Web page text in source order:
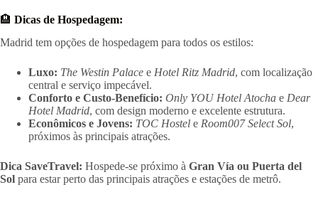
🏨 Dicas de Hospedagem:
Madrid tem opções de hospedagem para todos os estilos:
Luxo: The Westin Palace e Hotel Ritz Madrid, com localização
central e serviço impecável.
Conforto e Custo-Benefício: Only YOU Hotel Atocha e Dear
Hotel Madrid, com design moderno e excelente estrutura.
Econômicos e Jovens: TOC Hostel e Room007 Select Sol,
próximos às principais atrações.
Dica SaveTravel: Hospede-se próximo à Gran Vía ou Puerta del
Sol para estar perto das principais atrações e estações de metrô.